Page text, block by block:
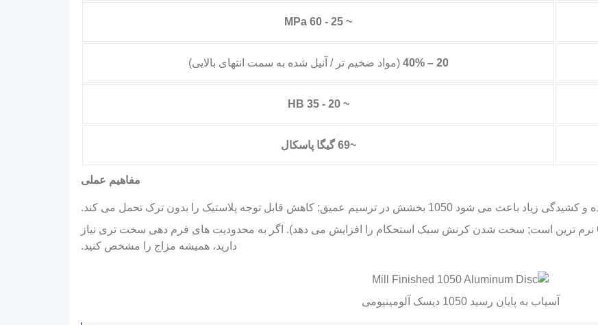
~ 25 - 60 MPa
20 – 40% (مواد ضخیم تر / آنیل شده به سمت انتهای بالایی)
~ 20 - 35 HB
~69 گیگا پاسکال
مفاهیم عملی
باعث می شود 1050 بخشش در ترسیم عمیق; کاهش قابل توجه پلاستیک را بدون ترک تحمل می کند.
کشش/بازده بسته به مزاج متفاوت است (O نرم ترین است; سخت شدن کرنش سبک استحکام را افزایش می دهد). اگر به محدودیت های فرم دهی سخت تری نیاز
دارید، همیشه مزاج را مشخص کنید.
آسیاب به پایان رسید 1050 دیسک آلومینیومی